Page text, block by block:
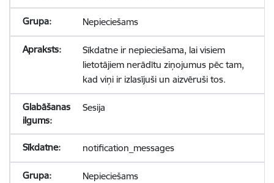
Nepieciešams
Sīkdatne ir nepieciešama, lai visiem
lietotājiem nerādītu ziņojumus pēc tam,
kad viņi ir izlasījuši un aizvēruši tos.
Sesija
notification_messages
Nepieciešams